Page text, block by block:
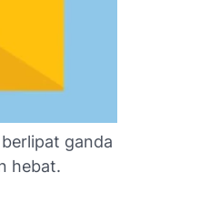
ganda
hebat.